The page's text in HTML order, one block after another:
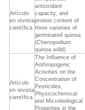
Artículo
en revista
científica
antioxidant
capacity, and
protein content of
three varieties of
germinated quinoa
(Chenopodium
quinoa willd)
Artículo
en revista
científica
The Influence of
Anthropogenic
Activities on the
Concentration of
Pesticides,
Physicochemical
and Microbiological
Properties in the